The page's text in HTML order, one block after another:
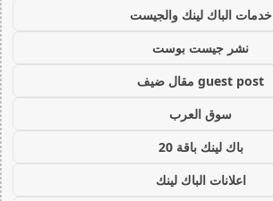
خدمات الباك لينك والجيست
نشر جيست بوست
guest post مقال ضيف
سوق العرب
باك لينك باقة 20
اعلانات الباك لينك